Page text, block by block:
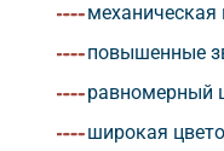
механическая
повышенные
равномерный
широкая